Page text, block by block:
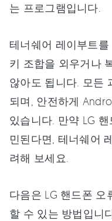
는 프로그램입니다.
테너쉐어 레이부트
키 조합을 외우거나
않아도 됩니다. 모든
되며, 안전하게
있습니다. 만약 LG
민된다면, 테너쉐어
려해 보세요.
다음은 LG 핸드폰 오
할 수 있는 방법입니